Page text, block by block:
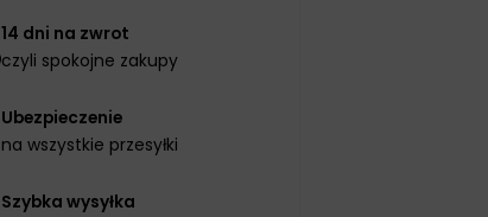
14 dni na zwrot
czyli spokojne zakupy
Ubezpieczenie
na wszystkie przesyłki
Szybka wysyłka